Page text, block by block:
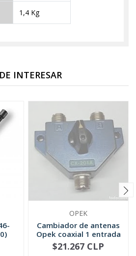
1,4 Kg
INTERESAR
OPEK
Cambiador de antenas
Opek coaxial 1 entrada
/2 ...
NO DISPONIBLE
$21.267 CLP